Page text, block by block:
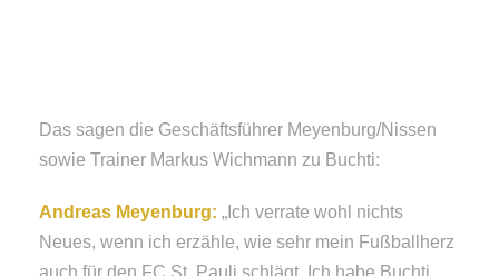
Das sagen die Geschäftsführer Meyenburg/Nissen
sowie Trainer Markus Wichmann zu Buchti:
Andreas Meyenburg: „Ich verrate wohl nichts
Neues, wenn ich erzähle, wie sehr mein Fußballherz